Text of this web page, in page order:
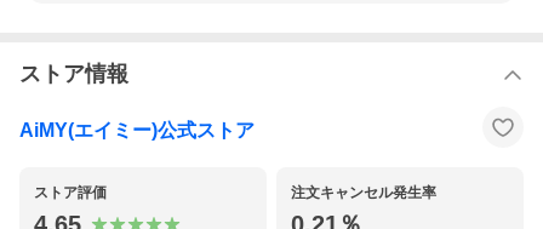
ストア情報
AiMY(エイミー)公式ストア
ストア評価 注文キャンセル発生率